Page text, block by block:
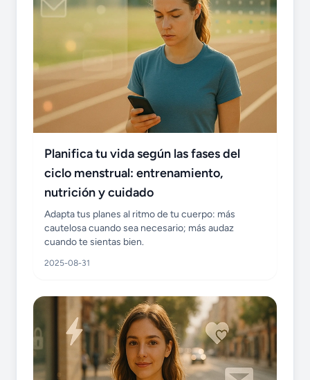
Planifica tu vida según las fases del
ciclo menstrual: entrenamiento,
nutrición y cuidado
Adapta tus planes al ritmo de tu cuerpo: más
cautelosa cuando sea necesario; más audaz
cuando te sientas bien.
2025-08-31